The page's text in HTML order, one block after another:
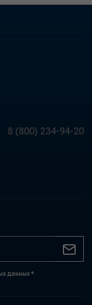
8 (800) 234-94-20
данных *